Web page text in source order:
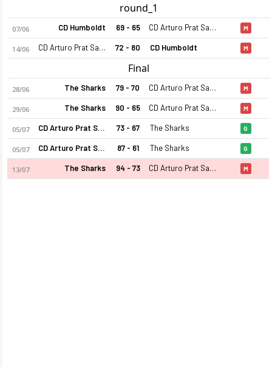
CD Arturo Prat San Felipe 2026 sezonu kadrosu, maç
round_1
07/06 CD Humboldt 69 - 65 CD Arturo Prat San Felipe M
14/06 CD Arturo Prat San Felipe 72 - 80 CD Humboldt M
Final
28/06 The Sharks 79 - 70 CD Arturo Prat San Felipe M
29/06 The Sharks 90 - 65 CD Arturo Prat San Felipe M
05/07 CD Arturo Prat San Felipe 73 - 67 The Sharks G
05/07 CD Arturo Prat San Felipe 87 - 61 The Sharks G
13/07 The Sharks 94 - 73 CD Arturo Prat San Felipe M